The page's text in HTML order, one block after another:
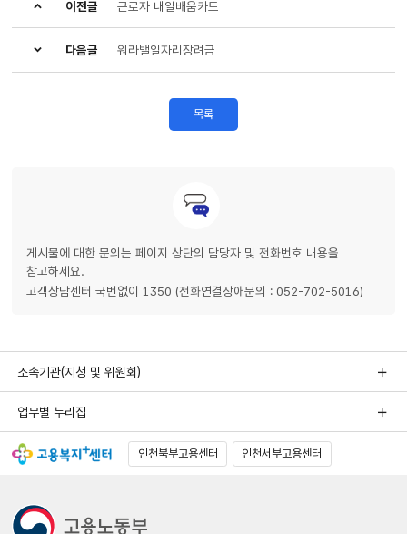
이전글 근로자 내일배움카드
다음글 워라밸일자리장려금
목록
게시물에 대한 문의는 페이지 상단의 담당자 및 전화번호 내용을
참고하세요.
고객상담센터 국번없이 1350 (전화연결장애문의 : 052-702-5016)
소속기관(지청 및 위원회)
업무별 누리집
인천북부고용센터 인천서부고용센터